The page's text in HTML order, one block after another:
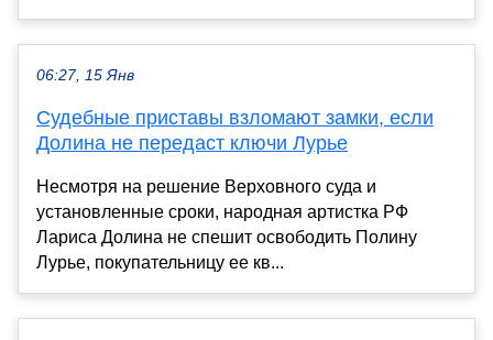
06:27, 15 Янв
Судебные приставы взломают замки, если
Долина не передаст ключи Лурье
Несмотря на решение Верховного суда и
установленные сроки, народная артистка РФ
Лариса Долина не спешит освободить Полину
Лурье, покупательницу ее кв...